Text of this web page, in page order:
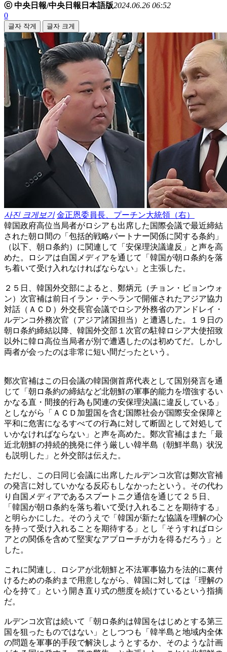
ⓒ 中央日報/中央日報日本語版2024.06.26 06:52
0
글자 작게 글자 크게
사진 크게보기 金正恩委員長、プーチン大統領（右）
韓国政府高位当局者がロシアも出席した国際会議で最近締結
された朝ロ間の「包括的戦略パートナー関係に関する条約」
（以下、朝ロ条約）に関連して「安保理決議違反」と声を高
めた。ロシアは自国メディアを通じて「韓国が朝ロ条約を落
ち着いて受け入れなければならない」と主張した。
２５日、韓国外交部によると、鄭炳元（チョン・ビョンウォ
ン）次官補は前日イラン・テヘランで開催されたアジア協力
対話（ＡＣＤ）外交長官会議でロシア外務省のアンドレイ・
ルデンコ外務次官（アジア諸国担当）と遭遇した。１９日の
朝ロ条約締結以降、韓国外交部１次官の駐韓ロシア大使招致
以外に韓ロ高位当局者が別で遭遇したのは初めてだ。しかし
両者が会ったのは非常に短い間だったという。
鄭次官補はこの日会議の韓国側首席代表として国別発言を通
じて「朝ロ条約の締結など北朝鮮の軍事的能力を増強するい
かなる直・間接的行為も関連の安保理決議に違反している」
としながら「ＡＣＤ加盟国を含む国際社会が国際安全保障と
平和に危害になるすべての行為に対して断固として対処して
いかなければならない」と声を高めた。鄭次官補はまた「最
近北朝鮮の持続的挑発に伴う厳しい韓半島（朝鮮半島）状況
も説明した」と外交部は伝えた。
ただし、この日同じ会議に出席したルデンコ次官は鄭次官補
の発言に対していかなる反応もしなかったという。その代わ
り自国メディアであるスプートニク通信を通じて２５日、
「韓国が朝ロ条約を落ち着いて受け入れることを期待する」
と明らかにした。そのうえで「韓国が新たな協議を理解の心
を持って受け入れることを期待する」とし「そうすればロシ
アとの関係を含めて堅実なアプローチが力を得るだろう」と
した。
これに関連し、ロシアが北朝鮮と不法軍事協力を法的に裏付
けるための条約まで用意しながら、韓国に対しては「理解の
心を持て」という開き直り式の態度を続けているという指摘
だ。
ルデンコ次官は続いて「朝ロ条約は韓国をはじめとする第三
国を狙ったものではない」としつつも「韓半島と地域内全体
の問題を軍事的手段で解決しようとするか、そのような計画